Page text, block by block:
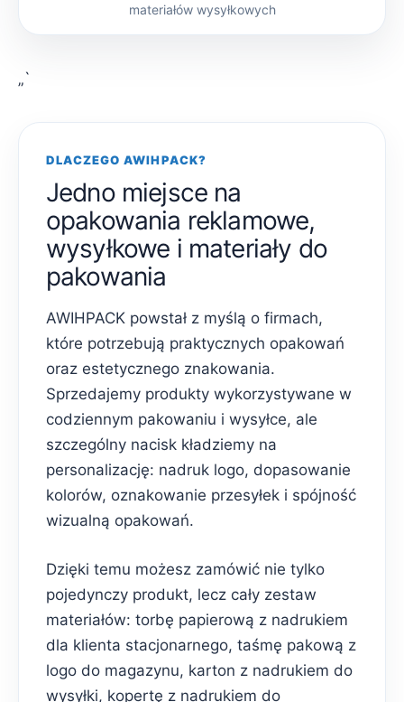
materiałów wysyłkowych
„`
DLACZEGO AWIHPACK?
Jedno miejsce na
opakowania reklamowe,
wysyłkowe i materiały do
pakowania
AWIHPACK powstał z myślą o firmach,
które potrzebują praktycznych opakowań
oraz estetycznego znakowania.
Sprzedajemy produkty wykorzystywane w
codziennym pakowaniu i wysyłce, ale
szczególny nacisk kładziemy na
personalizację: nadruk logo, dopasowanie
kolorów, oznakowanie przesyłek i spójność
wizualną opakowań.
Dzięki temu możesz zamówić nie tylko
pojedynczy produkt, lecz cały zestaw
materiałów: torbę papierową z nadrukiem
dla klienta stacjonarnego, taśmę pakową z
logo do magazynu, karton z nadrukiem do
wysyłki, kopertę z nadrukiem do